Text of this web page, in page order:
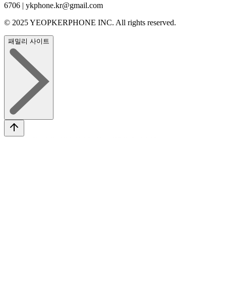
6706 | ykphone.kr@gmail.com
© 2025 YEOPKERPHONE INC. All rights reserved.
패밀리 사이트